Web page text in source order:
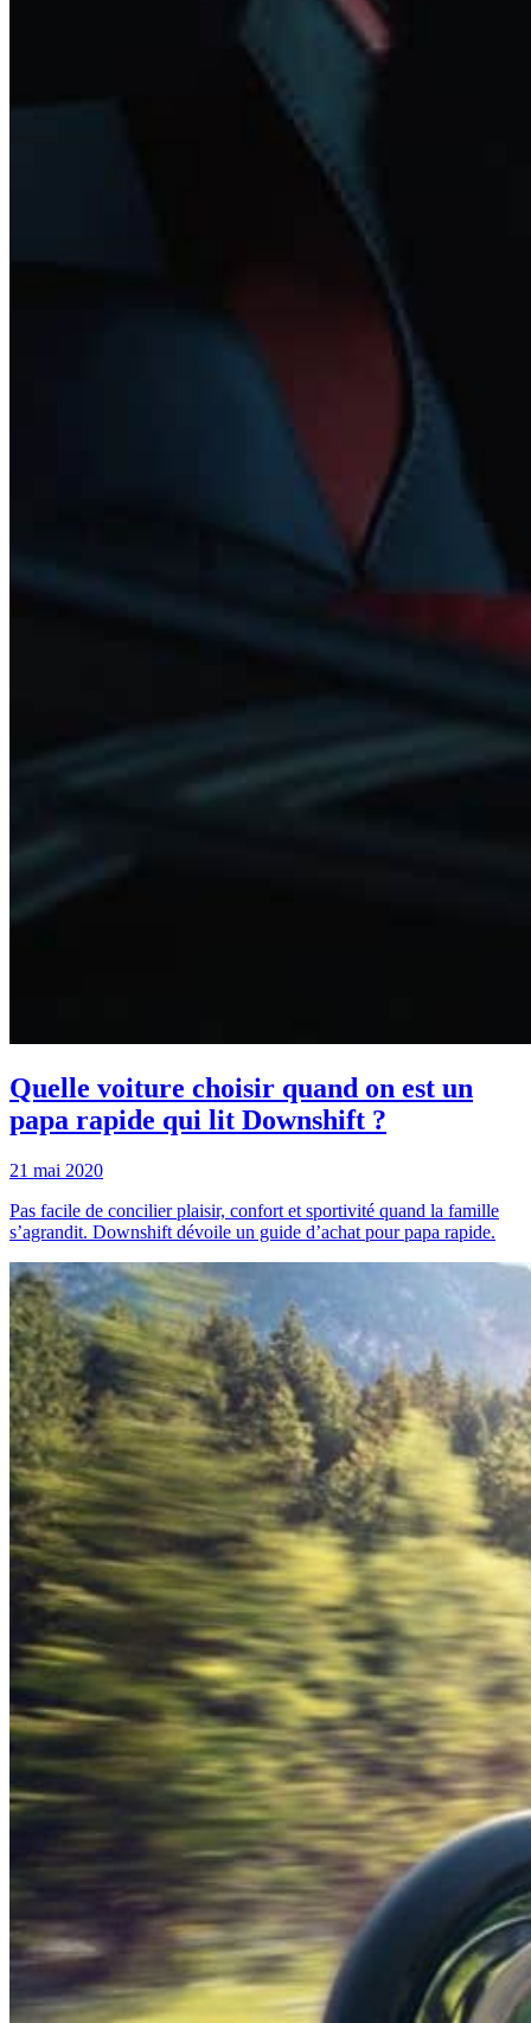
Quelle voiture choisir quand on est un
papa rapide qui lit Downshift ?
21 mai 2020
Pas facile de concilier plaisir, confort et sportivité quand la famille
s’agrandit. Downshift dévoile un guide d’achat pour papa rapide.